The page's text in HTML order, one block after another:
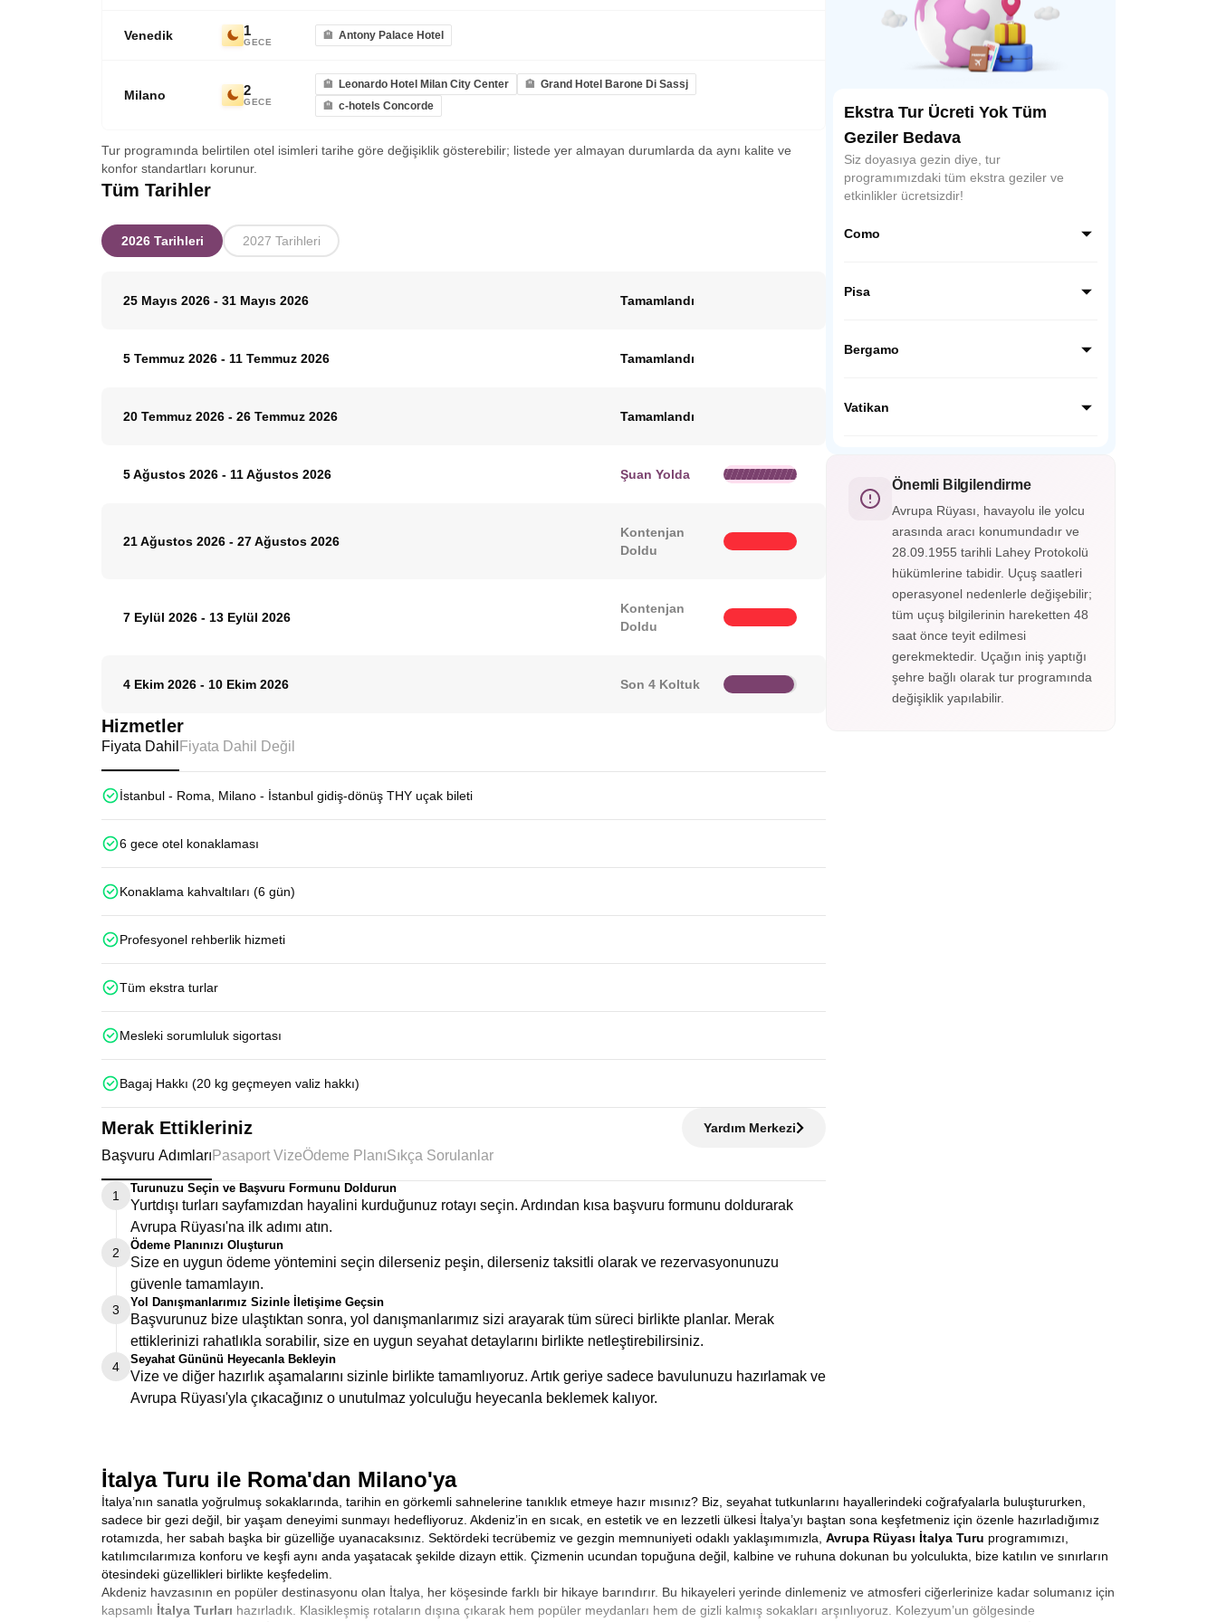
Venedik 1
GECE
Antony Palace Hotel
Milano 2
GECE
Leonardo Hotel Milan City Center
Grand Hotel Barone Di Sassj
c-hotels Concorde
Tur programında belirtilen otel isimleri tarihe göre değişiklik gösterebilir; listede yer almayan durumlarda da aynı kalite ve
konfor standartları korunur.
Tüm Tarihler
2026 Tarihleri 2027 Tarihleri
25 Mayıs 2026 - 31 Mayıs 2026 Tamamlandı
5 Temmuz 2026 - 11 Temmuz 2026 Tamamlandı
20 Temmuz 2026 - 26 Temmuz 2026 Tamamlandı
5 Ağustos 2026 - 11 Ağustos 2026 Şuan Yolda
21 Ağustos 2026 - 27 Ağustos 2026
Kontenjan
Doldu
7 Eylül 2026 - 13 Eylül 2026
Kontenjan
Doldu
4 Ekim 2026 - 10 Ekim 2026 Son 4 Koltuk
Hizmetler
Fiyata Dahil Fiyata Dahil Değil
İstanbul - Roma, Milano - İstanbul gidiş-dönüş THY uçak bileti
6 gece otel konaklaması
Konaklama kahvaltıları (6 gün)
Profesyonel rehberlik hizmeti
Tüm ekstra turlar
Mesleki sorumluluk sigortası
Bagaj Hakkı (20 kg geçmeyen valiz hakkı)
Merak Ettikleriniz Yardım Merkezi
Başvuru Adımları Pasaport VizeÖdeme Planı Sıkça Sorulanlar
1
Turunuzu Seçin ve Başvuru Formunu Doldurun
Yurtdışı turları sayfamızdan hayalini kurduğunuz rotayı seçin. Ardından kısa başvuru formunu doldurarak
Avrupa Rüyası'na ilk adımı atın.
2
Ödeme Planınızı Oluşturun
Size en uygun ödeme yöntemini seçin dilerseniz peşin, dilerseniz taksitli olarak ve rezervasyonunuzu
güvenle tamamlayın.
3
Yol Danışmanlarımız Sizinle İletişime Geçsin
Başvurunuz bize ulaştıktan sonra, yol danışmanlarımız sizi arayarak tüm süreci birlikte planlar. Merak
ettiklerinizi rahatlıkla sorabilir, size en uygun seyahat detaylarını birlikte netleştirebilirsiniz.
4
Seyahat Gününü Heyecanla Bekleyin
Vize ve diğer hazırlık aşamalarını sizinle birlikte tamamlıyoruz. Artık geriye sadece bavulunuzu hazırlamak ve
Avrupa Rüyası'yla çıkacağınız o unutulmaz yolculuğu heyecanla beklemek kalıyor.
Ekstra Tur Ücreti Yok Tüm
Geziler Bedava
Siz doyasıya gezin diye, tur
programımızdaki tüm ekstra geziler ve
etkinlikler ücretsizdir!
Como
eteklerinde yer alan büyüleyici bir göl
atmosferiyle ünlüdür.
Pisa
ve dünyaca ünlü eğik kulesiyle tanınır.
Bergamo
yer alan tarihi bir şehirdir. Üst ve alt şehir
Vatikan
bu kutsal şehirde Aziz Petrus Bazilikası,
Vatikan Müzeleri ve Michelangelo’nun eseri
ünlü Sistina Şapeli bulunur.
Önemli Bilgilendirme
Avrupa Rüyası, havayolu ile yolcu
arasında aracı konumundadır ve
28.09.1955 tarihli Lahey Protokolü
hükümlerine tabidir. Uçuş saatleri
operasyonel nedenlerle değişebilir;
tüm uçuş bilgilerinin hareketten 48
saat önce teyit edilmesi
gerekmektedir. Uçağın iniş yaptığı
şehre bağlı olarak tur programında
değişiklik yapılabilir.
İtalya Turu ile Roma'dan Milano'ya
İtalya’nın sanatla yoğrulmuş sokaklarında, tarihin en görkemli sahnelerine tanıklık etmeye hazır mısınız? Biz, seyahat tutkunlarını hayallerindeki coğrafyalarla buluştururken,
sadece bir gezi değil, bir yaşam deneyimi sunmayı hedefliyoruz. Akdeniz’in en sıcak, en estetik ve en lezzetli ülkesi İtalya’yı baştan sona keşfetmeniz için özenle hazırladığımız
rotamızda, her sabah başka bir güzelliğe uyanacaksınız. Sektördeki tecrübemiz ve gezgin memnuniyeti odaklı yaklaşımımızla, Avrupa Rüyası İtalya Turu programımızı,
katılımcılarımıza konforu ve keşfi aynı anda yaşatacak şekilde dizayn ettik. Çizmenin ucundan topuğuna değil, kalbine ve ruhuna dokunan bu yolculukta, bize katılın ve sınırların
ötesindeki güzellikleri birlikte keşfedelim.
Akdeniz havzasının en popüler destinasyonu olan İtalya, her köşesinde farklı bir hikaye barındırır. Bu hikayeleri yerinde dinlemeniz ve atmosferi ciğerlerinize kadar solumanız için
kapsamlı İtalya Turları hazırladık. Klasikleşmiş rotaların dışına çıkarak hem popüler meydanları hem de gizli kalmış sokakları arşınlıyoruz. Kolezyum’un gölgesinde